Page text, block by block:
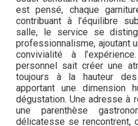
est pensé, chaque
contribuant à l’équilibre
salle, le service se
professionnalisme, ajoutant
convivialité à
personnel sait créer une
toujours à la hauteur
apportant une dimension
dégustation. Une adresse à
une parenthèse
délicatesse se rencontrent,